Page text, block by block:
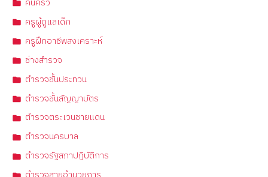
คนครัว
ครูผู้ดูแลเด็ก
ครูฝึกอาชีพสงเคราะห์
ช่างสำรวจ
ตำรวจชั้นประทวน
ตำรวจชั้นสัญญาบัตร
ตำรวจตระเวนชายแดน
ตำรวจนครบาล
ตำรวจรัฐสภาปฏิบัติการ